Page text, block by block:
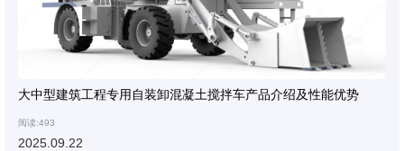
大中型建筑工程专用自装卸混凝土搅拌车产品介绍及性能优势
阅读:493
2025.09.22